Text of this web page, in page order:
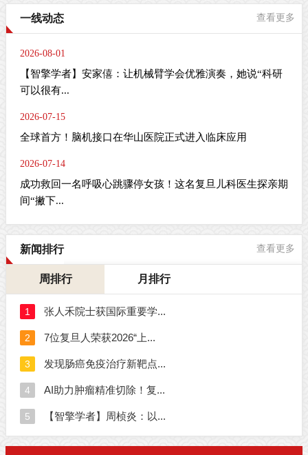
一线动态 查看更多
2026-08-01
【智擎学者】安家僖：让机械臂学会优雅演奏，她说“科研
可以很有...
2026-07-15
全球首方！脑机接口在华山医院正式进入临床应用
2026-07-14
成功救回一名呼吸心跳骤停女孩！这名复旦儿科医生探亲期
间“撇下...
新闻排行 查看更多
周排行 月排行